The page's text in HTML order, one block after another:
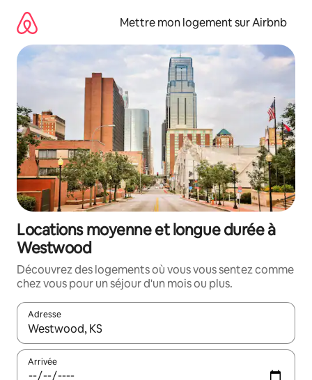
directement
contenu
Mettre mon logement sur Airbnb
Locations moyenne et longue durée à
Westwood
Découvrez des logements où vous vous sentez comme
chez vous pour un séjour d'un mois ou plus.
Adresse
Lorsque les résultats s'affichent, utilisez les flèches vers le
Arrivée